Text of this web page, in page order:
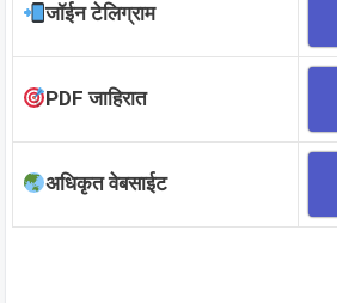
जॉईन टेलिग्राम
PDF जाहिरात
अधिकृत वेबसाईट